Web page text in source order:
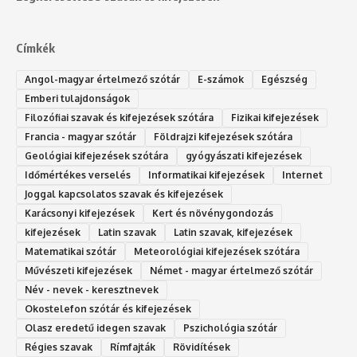
Címkék
Angol-magyar értelmező szótár E-számok
Egészség
Emberi tulajdonságok
Filozófiai szavak és kifejezések szótára
Fizikai kifejezések
Francia - magyar szótár
Földrajzi kifejezések szótára
Geológiai kifejezések szótára
gyógyászati kifejezések
Időmértékes verselés
Informatikai kifejezések
Internet
Joggal kapcsolatos szavak és kifejezések
Karácsonyi kifejezések
Kert és növénygondozás
kifejezések
Latin szavak
Latin szavak, kifejezések
Matematikai szótár
Meteorológiai kifejezések szótára
Művészeti kifejezések
Német - magyar értelmező szótár
Név - nevek - keresztnevek
Okostelefon szótár és kifejezések
Olasz eredetű idegen szavak
Ps‮gólohciz‬ia s‮átóz‬r
Régies szavak
Rímfajták Rövidítések